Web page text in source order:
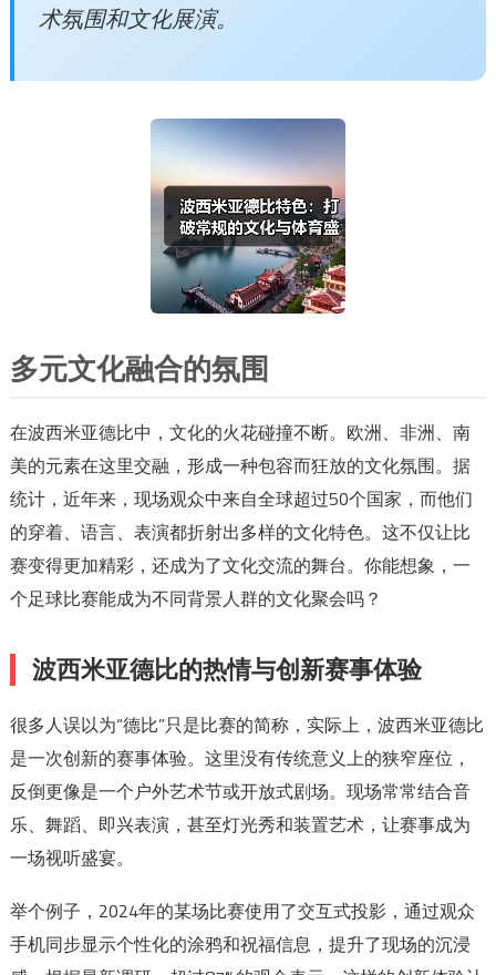
术氛围和文化展演。
多元文化融合的氛围
在波西米亚德比中，文化的火花碰撞不断。欧洲、非洲、南
美的元素在这里交融，形成一种包容而狂放的文化氛围。据
统计，近年来，现场观众中来自全球超过50个国家，而他们
的穿着、语言、表演都折射出多样的文化特色。这不仅让比
赛变得更加精彩，还成为了文化交流的舞台。你能想象，一
个足球比赛能成为不同背景人群的文化聚会吗？
波西米亚德比的热情与创新赛事体验
很多人误以为“德比”只是比赛的简称，实际上，波西米亚德比
是一次创新的赛事体验。这里没有传统意义上的狭窄座位，
反倒更像是一个户外艺术节或开放式剧场。现场常常结合音
乐、舞蹈、即兴表演，甚至灯光秀和装置艺术，让赛事成为
一场视听盛宴。
举个例子，2024年的某场比赛使用了交互式投影，通过观众
手机同步显示个性化的涂鸦和祝福信息，提升了现场的沉浸